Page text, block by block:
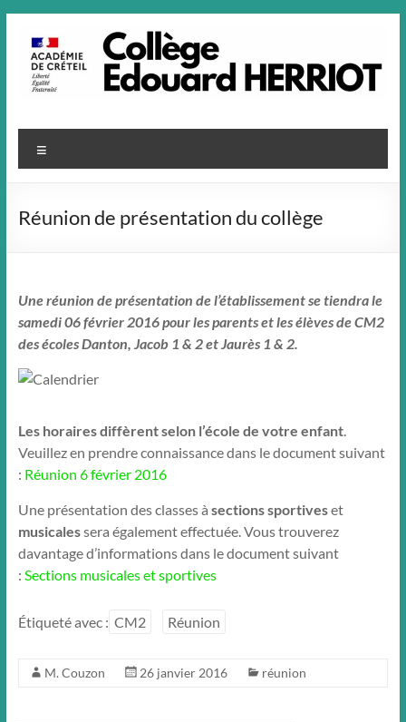
contenu
Réunion de présentation du collège
Une réunion de présentation de l’établissement se tiendra le
samedi 06 février 2016 pour les parents et les élèves de CM2
des écoles Danton, Jacob 1 & 2 et Jaurès 1 & 2.
Les horaires diffèrent selon l’école de votre enfant.
Veuillez en prendre connaissance dans le document suivant
: Réunion 6 février 2016
Une présentation des classes à sections sportiveset
musicalessera également effectuée. Vous trouverez
davantage d’informations dans le document suivant
: Sections musicales et sportives
Étiqueté avec : CM2 Réunion
M. Couzon 26 janvier 2016 réunion